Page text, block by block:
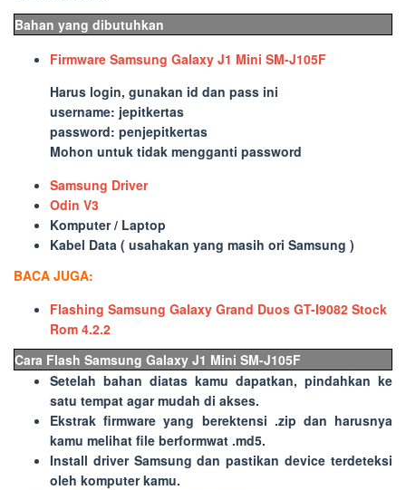
Bahan yang dibutuhkan
Firmware Samsung Galaxy J1 Mini SM-J105F
Harus login, gunakan id dan pass ini
username: jepitkertas
password: penjepitkertas
Mohon untuk tidak mengganti password
Samsung Driver
Odin V3
Komputer / Laptop
Kabel Data ( usahakan yang masih ori Samsung )
BACA JUGA:
Flashing Samsung Galaxy Grand Duos GT-I9082 Stock
Rom 4.2.2
Cara Flash Samsung Galaxy J1 Mini SM-J105F
Setelah bahan diatas kamu dapatkan, pindahkan ke
satu tempat agar mudah di akses.
Ekstrak firmware yang berektensi .zip dan harusnya
kamu melihat file berformwat .md5.
Install driver Samsung dan pastikan device terdeteksi
oleh komputer kamu.